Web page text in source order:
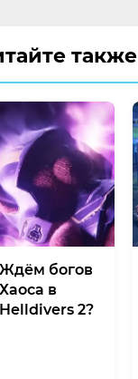
также
Ждём богов
Хаоса в
Helldivers 2?